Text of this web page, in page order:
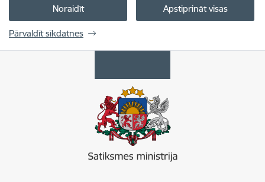
Noraidīt Apstiprināt visas
Pārvaldīt sīkdatnes